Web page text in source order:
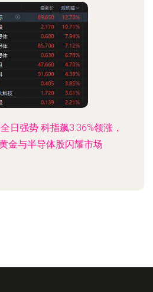
日强势 科指飙3.36%领涨，
金与半导体股闪耀市场